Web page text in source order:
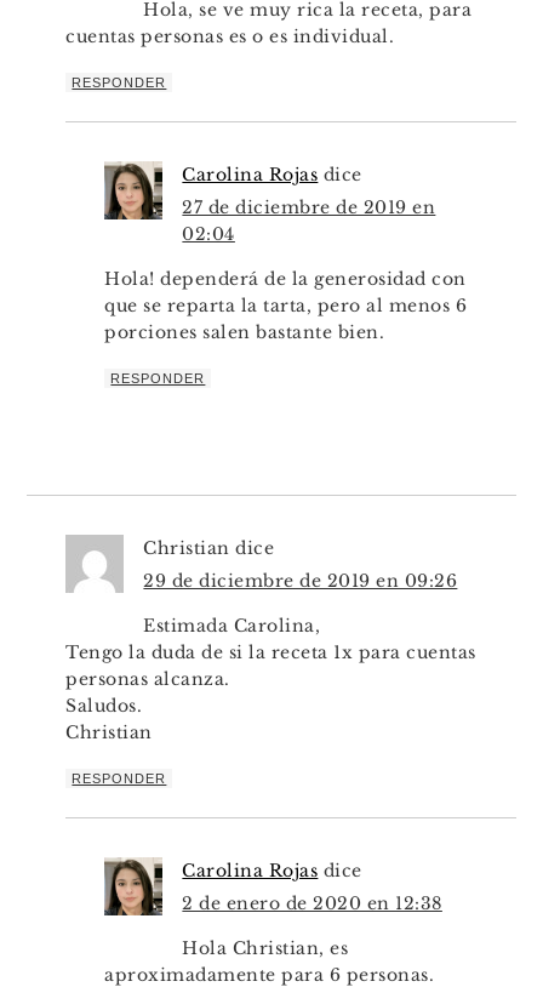
Hola, se ve muy rica la receta, para
cuentas personas es o es individual.
RESPONDER
Carolina Rojas dice
27 de diciembre de 2019 en
02:04
Hola! dependerá de la generosidad con
que se reparta la tarta, pero al menos 6
porciones salen bastante bien.
RESPONDER
Christian dice
29 de diciembre de 2019 en 09:26
Estimada Carolina,
Tengo la duda de si la receta 1x para cuentas
personas alcanza.
Saludos.
Christian
RESPONDER
Carolina Rojas dice
2 de enero de 2020 en 12:38
Hola Christian, es
aproximadamente para 6 personas.